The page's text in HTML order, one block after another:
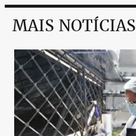
MAIS NOTÍCIAS